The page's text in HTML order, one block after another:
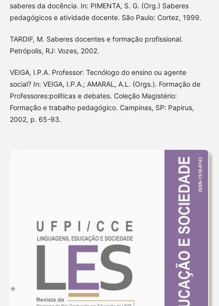
saberes da docência. In: PIMENTA, S. G. (Org.) Saberes
pedagógicos e atividade docente. São Paulo: Cortez, 1999.
TARDIF, M. Saberes docentes e formação profissional.
Petrópolis, RJ: Vozes, 2002.
VEIGA, I.P.A. Professor: Tecnólogo do ensino ou agente
social? In: VEIGA, I.P.A.; AMARAL, A.L. (Orgs.). Formação de
Professores:políticas e debates. Coleção Magistério:
Formação e trabalho pedagógico. Campinas, SP: Papirus,
2002, p. 65-93.